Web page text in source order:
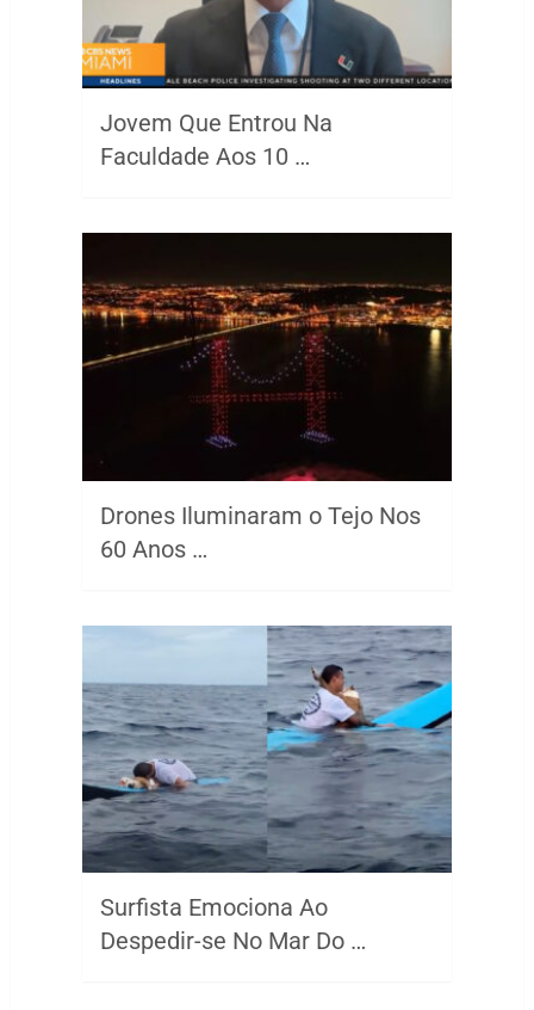
Jovem Que Entrou Na
Faculdade Aos 10 …
Drones Iluminaram o Tejo Nos
60 Anos …
Surfista Emociona Ao
Despedir-se No Mar Do …